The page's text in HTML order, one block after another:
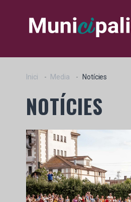
Inici Media Notícies
NOTÍCIES